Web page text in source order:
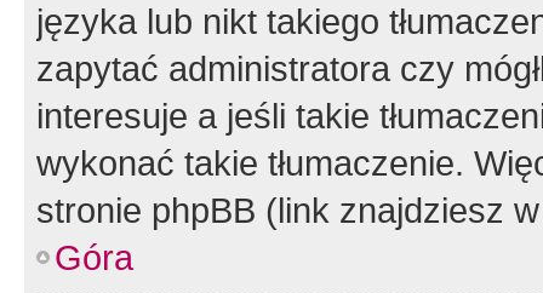
języka lub nikt takiego
zapytać administratora czy
interesuje a jeśli takie
wykonać takie tłumaczenie.
stronie phpBB (link znajdziesz
Góra